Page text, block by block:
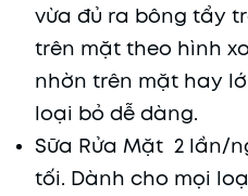
vừa đủ ra bông tẩy
trên mặt theo hình
nhờn trên mặt hay
loại bỏ dễ dàng.
Sữa Rửa Mặt 2 lần/
tối. Dành cho mọi